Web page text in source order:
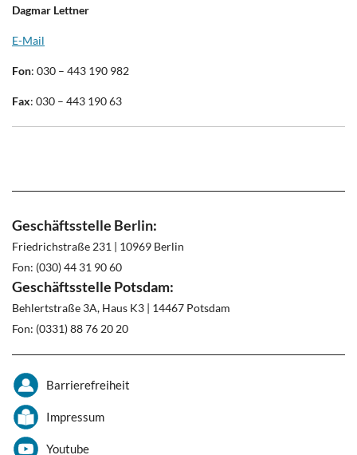
Dagmar Lettner
E-Mail
Fon: 030 – 443 190 982
Fax: 030 – 443 190 63
Geschäftsstelle Berlin:
Friedrichstraße 231 | 10969 Berlin
Fon: (030) 44 31 90 60
Geschäftsstelle Potsdam:
Behlertstraße 3A, Haus K3 | 14467 Potsdam
Fon: (0331) 88 76 20 20
Barrierefreiheit
Impressum
Youtube